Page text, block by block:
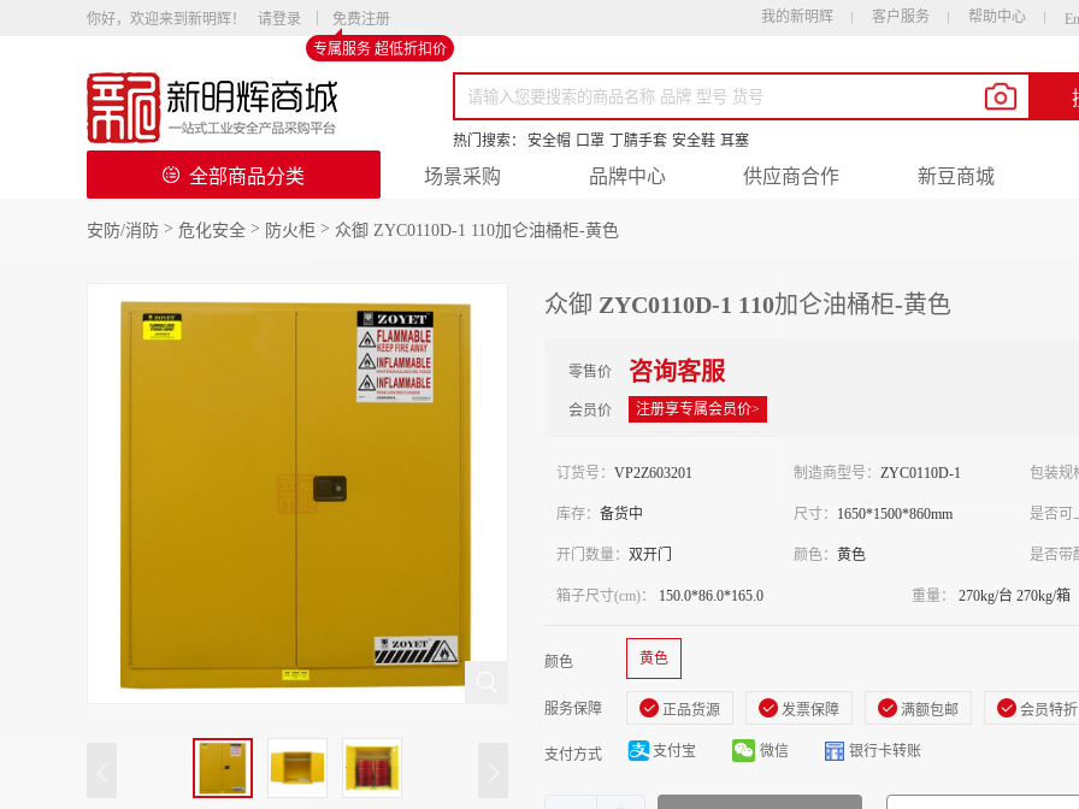
你好，欢迎来到新明辉！ 请登录
免费注册
专属服务 超低折扣价
我的新明辉 客户服务 帮助中心
热门搜索： 安全帽 口罩 丁腈手套 安全鞋 耳塞
全部商品分类 场景采购 品牌中心 供应商合作 新豆商城
安防/消防 > 危化安全 > 防火柜 > 众御 ZYC0110D-1 110加仑油桶柜-黄色
众御 ZYC0110D-1 110加仑油桶柜-黄色
零售价 咨询客服
会员价 注册享专属会员价>
订货号： VP2Z603201 制造商型号： ZYC0110D-1 包装规
库存： 备货中 尺寸： 1650*1500*860mm 是否可
开门数量： 双开门 颜色： 黄色 是否带
箱子尺寸(cm)： 150.0*86.0*165.0 重量： 270kg/台 270kg/箱
颜色 黄色
服务保障 正品货源 发票保障 满额包邮 会员特折
支付方式 支付宝 微信 银行卡转账